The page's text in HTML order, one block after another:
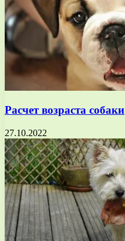
Расчет возраста собаки
27.10.2022